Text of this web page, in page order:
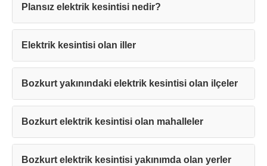
Plansız elektrik kesintisi nedir?
Elektrik kesintisi olan iller
Bozkurt yakınındaki elektrik kesintisi olan ilçeler
Bozkurt elektrik kesintisi olan mahalleler
Bozkurt elektrik kesintisi yakınımda olan yerler
sürede sizinle iletişime geçilecektir.
Kapat